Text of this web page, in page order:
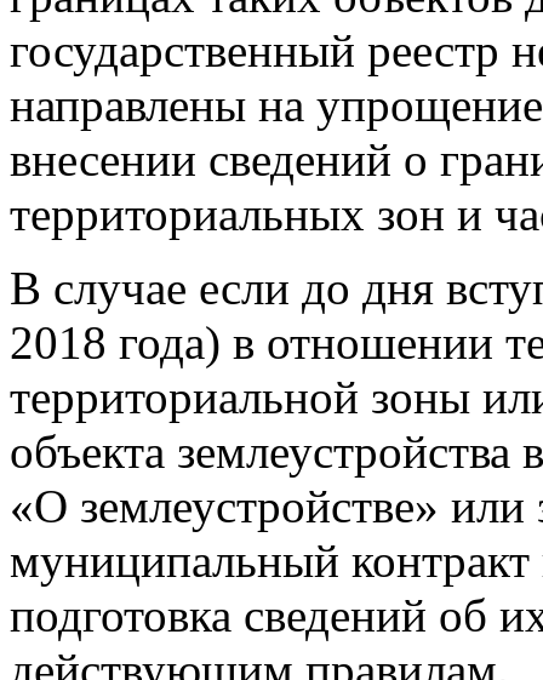
государственный
направлены на
внесении сведений о
территориальных зон и
В случае если до дня
2018 года) в отношении
территориальной зоны
объекта землеустройства
«О землеустройстве»
муниципальный контракт
подготовка сведений об
действующим правилам.